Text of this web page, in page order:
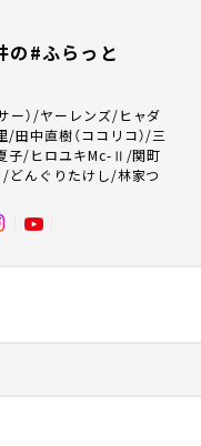
の#ふらっと
ー）/ヤーレンズ/ヒャダ
田中直樹（ココリコ）/三
子/ヒロユキMc-Ⅱ/関町
/どんぐりたけし/林家つ